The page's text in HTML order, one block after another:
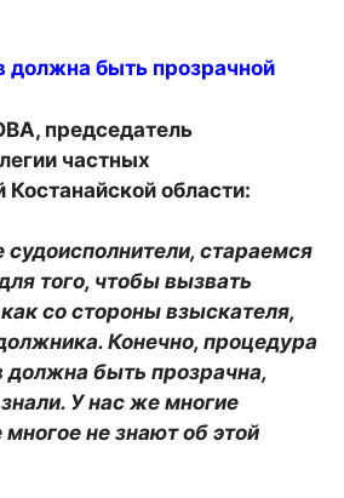
должна быть прозрачной
председатель
частных
Костанайской области:
стараемся
того, чтобы вызвать
со стороны взыскателя,
Конечно, процедура
должна быть прозрачна,
У нас же многие
не знают об этой